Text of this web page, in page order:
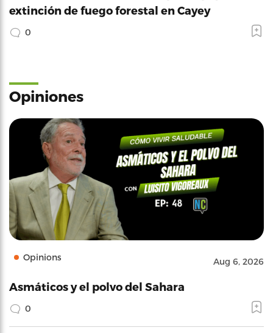
extinción de fuego forestal en Cayey
0
Opiniones
Opinions Aug 6, 2026
Asmáticos y el polvo del Sahara
0